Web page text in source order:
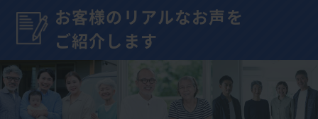
お客様のリアルなお声を
ご紹介します